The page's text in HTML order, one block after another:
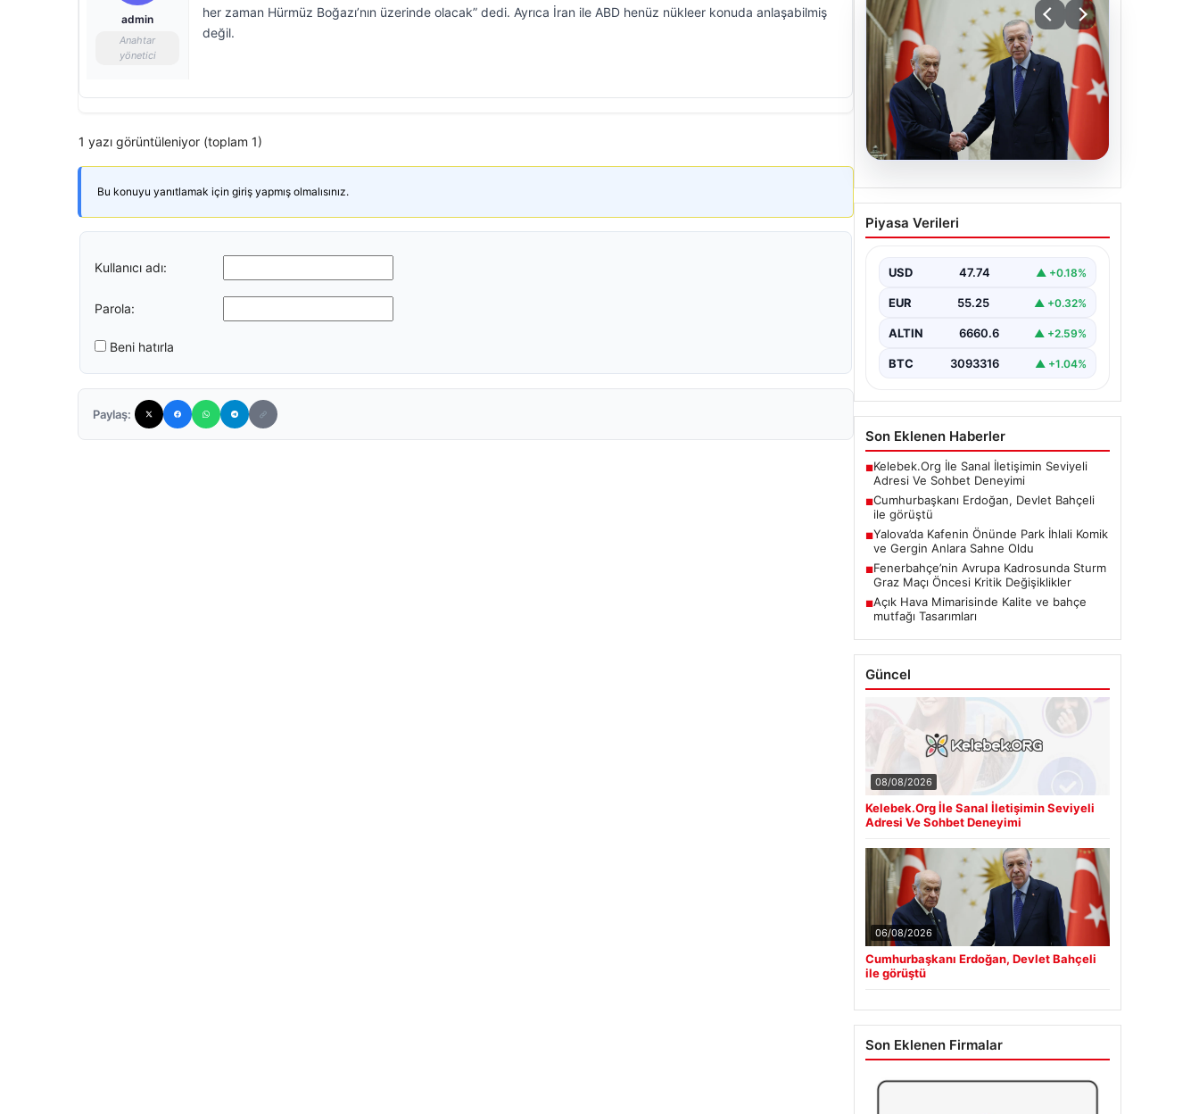
admin
Anahtar
yönetici
her zaman Hürmüz Boğazı’nın üzerinde olacak” dedi. Ayrıca İran ile ABD henüz nükleer konuda anlaşabilmiş
değil.
1 yazı görüntüleniyor (toplam 1)
Bu konuyu yanıtlamak için giriş yapmış olmalısınız.
Kullanıcı adı:
Parola:
Beni hatırla
Paylaş:
06.08.2026
Cumhurbaşkanı Erdoğan,
Devlet Bahçeli ile görüştü
Piyasa Verileri
USD 47.74 ▲ +0.18%
EUR 55.25 ▲ +0.32%
ALTIN 6660.6 ▲ +2.59%
BTC 3093316 ▲ +1.04%
Son Eklenen Haberler
■Kelebek.Org İle Sanal İletişimin Seviyeli
Adresi Ve Sohbet Deneyimi
■Cumhurbaşkanı Erdoğan, Devlet Bahçeli
ile görüştü
■Yalova’da Kafenin Önünde Park İhlali Komik
ve Gergin Anlara Sahne Oldu
■Fenerbahçe’nin Avrupa Kadrosunda Sturm
Graz Maçı Öncesi Kritik Değişiklikler
■Açık Hava Mimarisinde Kalite ve bahçe
mutfağı Tasarımları
Güncel
08/08/2026
Kelebek.Org İle Sanal İletişimin Seviyeli
Adresi Ve Sohbet Deneyimi
06/08/2026
Cumhurbaşkanı Erdoğan, Devlet Bahçeli
ile görüştü
Son Eklenen Firmalar